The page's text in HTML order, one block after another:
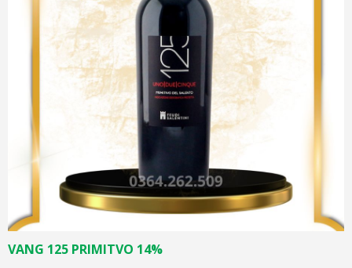
VANG 125 PRIMITVO 14%